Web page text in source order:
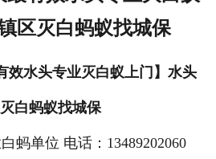
区灭白蚂蚁找城保
效水头专业灭白蚁上门】水头
白蚂蚁找城保
蚂单位 电话：13489202060